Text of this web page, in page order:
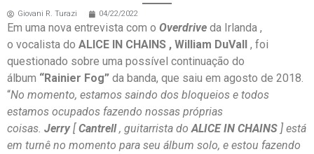
Giovani R. Turazi 04/22/2022
Em uma nova entrevista com o Overdrive da Irlanda ,
o vocalista do ALICE IN CHAINS , William DuVall , foi
questionado sobre uma possível continuação do
álbum “Rainier Fog” da banda, que saiu em agosto de 2018.
“No momento, estamos saindo dos bloqueios e todos
estamos ocupados fazendo nossas próprias
coisas. Jerry[Cantrell, guitarrista doALICE IN CHAINS ] está
em turnê no momento para seu álbum solo, e estou fazendo